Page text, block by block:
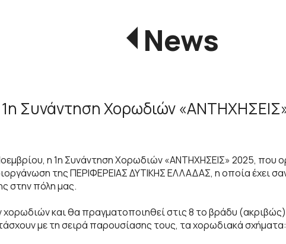
News
Συνάντηση Χορωδιών
η 1η Συνάντηση Χορωδιών «ΑΝΤΗΧΗΣΕΙΣ» 2025, που
της ΠΕΡΙΦΕΡΕΙΑΣ ΔΥΤΙΚΗΣ ΕΛΛΑΔΑΣ, η οποία έχει
στην πόλη μας.
και θα πραγματοποιηθεί στις 8 το βράδυ
με τη σειρά παρουσίασης τους, τα χορωδιακά σχήματα: